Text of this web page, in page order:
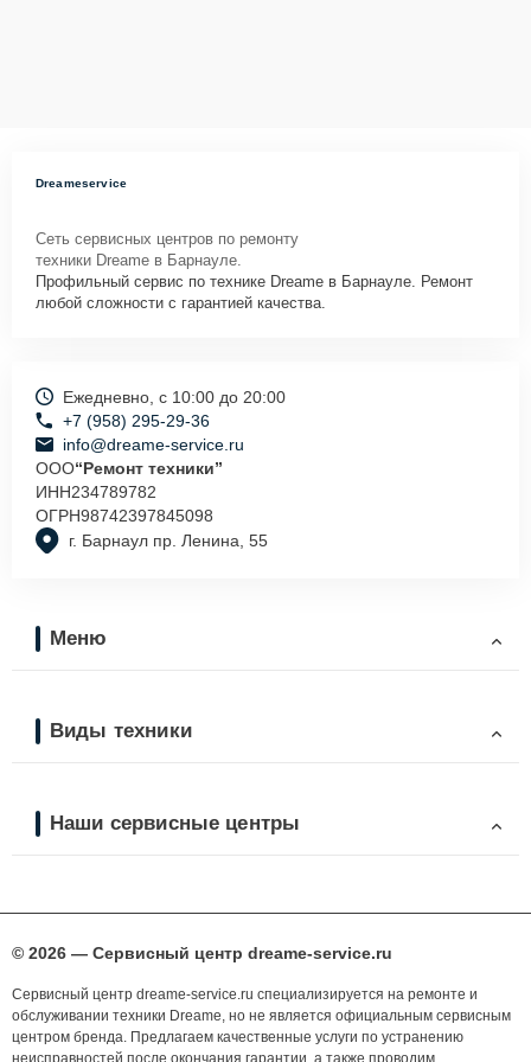
Dreameservice
Сеть сервисных центров по ремонту
техники Dreame в Барнауле.
Профильный сервис по технике Dreame в Барнауле. Ремонт
любой сложности с гарантией качества.
г. Барнаул пр. Ленина, 55
Ежедневно, с 10:00 до 20:00
+7 (958) 295-29-36
info@dreame-service.ru
ООО“Ремонт техники”
ИНН234789782
ОГРН98742397845098
Меню
Виды техники
Наши сервисные центры
© 2026 — Сервисный центр dreame-service.ru
Сервисный центр dreame-service.ru специализируется на ремонте и
обслуживании техники Dreame, но не является официальным сервисным
центром бренда. Предлагаем качественные услуги по устранению
неисправностей после окончания гарантии, а также проводим